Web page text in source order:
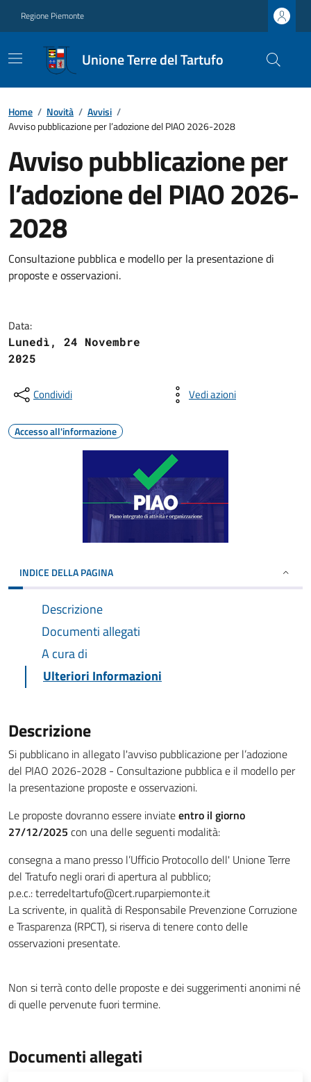
Regione Piemonte
Unione Terre del Tartufo
Home / Novità / Avvisi /
Avviso pubblicazione per l’adozione del PIAO 2026-2028
Avviso pubblicazione per
l’adozione del PIAO 2026-
2028
Consultazione pubblica e modello per la presentazione di
proposte e osservazioni.
Data:
Lunedì, 24 Novembre
2025
Condividi Vedi azioni
Accesso all'informazione
INDICE DELLA PAGINA
Descrizione
Documenti allegati
A cura di
Ulteriori Informazioni
Descrizione
Si pubblicano in allegato l'avviso pubblicazione per l’adozione
del PIAO 2026-2028 - Consultazione pubblica e il modello per
la presentazione proposte e osservazioni.
Le proposte dovranno essere inviateentro il giorno
27/12/2025 con una delle seguenti modalità:
consegna a mano presso l’Ufficio Protocollo dell' Unione Terre
del Tratufo negli orari di apertura al pubblico;
p.e.c.: terredeltartufo@cert.ruparpiemonte.it
La scrivente, in qualità di Responsabile Prevenzione Corruzione
e Trasparenza (RPCT), si riserva di tenere conto delle
osservazioni presentate.
Non si terrà conto delle proposte e dei suggerimenti anonimi né
di quelle pervenute fuori termine.
Documenti allegati